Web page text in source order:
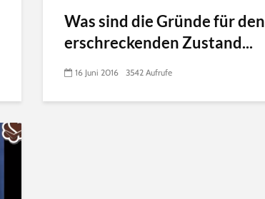
Was sind die Gründe für den
erschreckenden Zustand...
16 Juni 2016 3542 Aufrufe